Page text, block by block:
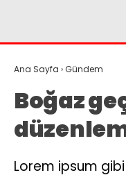
Ana Sayfa ›Gündem
Boğaz
Lorem ipsum